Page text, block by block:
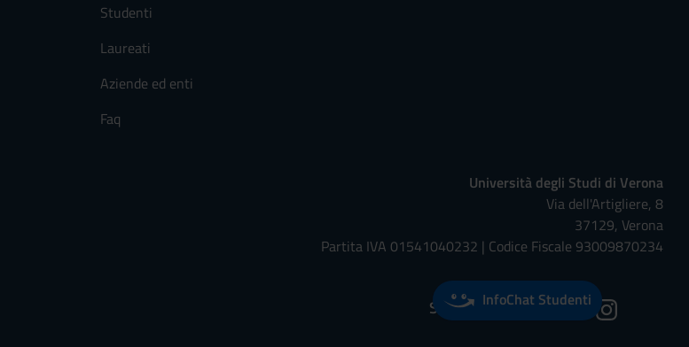
Studenti
Laureati
Aziende ed enti
Faq
Università degli Studi di Verona
Via dell'Artigliere, 8
37129, Verona
Partita IVA 01541040232 | Codice Fiscale 93009870234
Seguici su:InfoChat Studenti